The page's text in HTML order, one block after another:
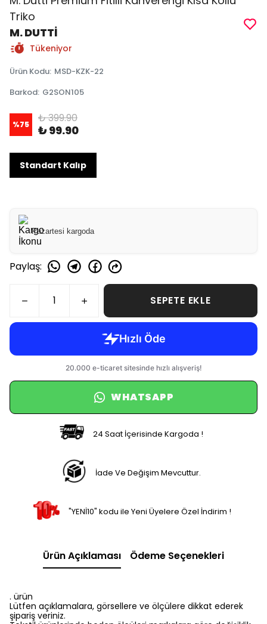
Triko
M. DUTTİ
Tükeniyor
Ürün Kodu: MSD-KZK-22
Barkod: G2SON105
%75 ₺ 399.90
₺ 99.90
Standart Kalıp
Paylaş:
24 Saat İçerisinde Kargoda !
şipariş veriniz.
Tekstil ürünlerinde beden ölçüleri markalara göre değişiklik
gösterebilmektedir.